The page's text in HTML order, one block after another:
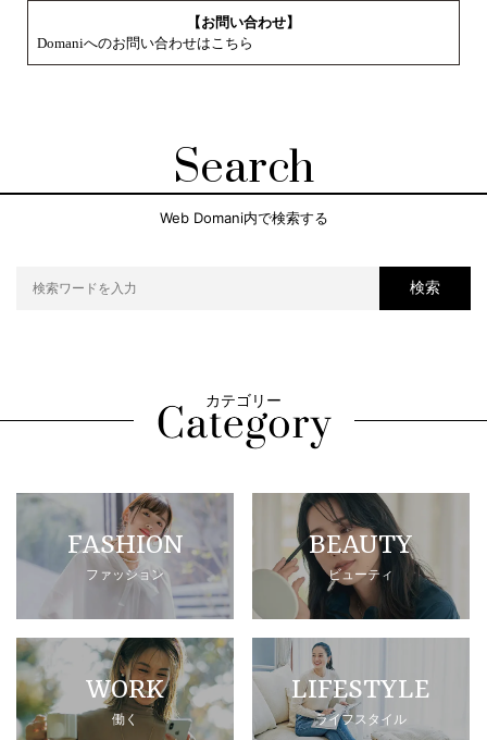
【お問い合わせ】
Domaniへのお問い合わせはこちら
Search
Web Domani内で検索する
検索
カテゴリー
FASHION
ファッション
BEAUTY
ビューティ
WORK
働く
LIFESTYLE
ライフスタイル